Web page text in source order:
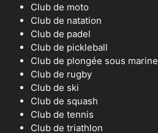
Club de moto
Club de natation
Club de padel
Club de pickleball
Club de plongée sous marine
Club de rugby
Club de ski
Club de squash
Club de tennis
Club de triathlon